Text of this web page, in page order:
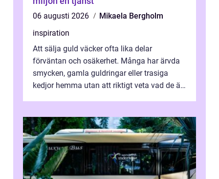
06 augusti 2026
Mikaela Bergholm
inspiration
Att sälja guld väcker ofta lika delar
förväntan och osäkerhet. Många har ärvda
smycken, gamla guldringar eller trasiga
kedjor hemma utan att riktigt veta vad de är